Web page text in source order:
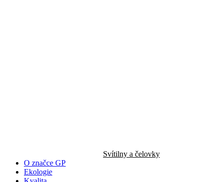
Svítilny a čelovky
O značce GP
Ekologie